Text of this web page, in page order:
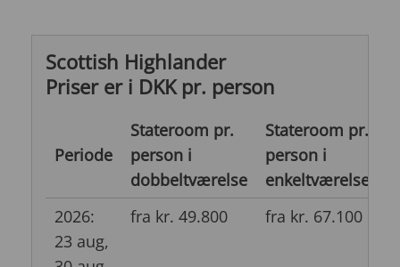
Scottish Highlander
Priser er i DKK pr. person
Periode
Stateroom pr.
person i
dobbeltværelse
Stateroom pr.
person i
enkeltværelse
2026:
23 aug,
fra kr. 49.800 fra kr. 67.100